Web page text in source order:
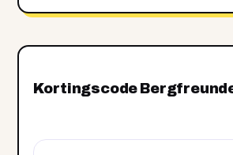
Kortingscode
Kortingscode